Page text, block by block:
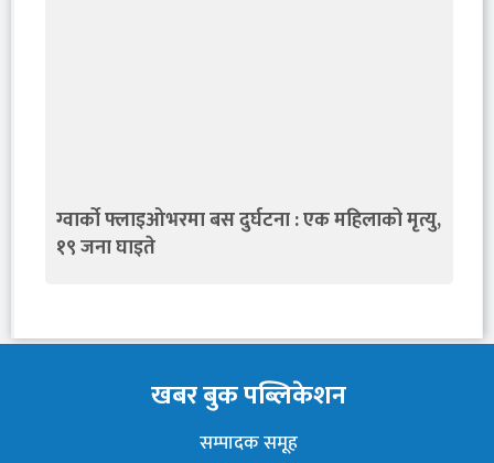
ग्वार्को फ्लाइओभरमा बस दुर्घटना : एक महिलाको मृत्यु,
१९ जना घाइते
खबर बुक पब्लिकेशन
सम्पादक समूह